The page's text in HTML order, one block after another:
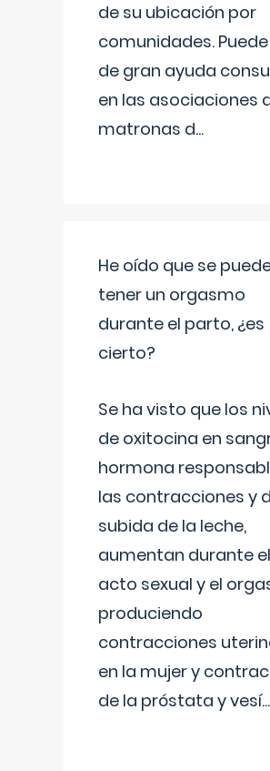
de su ubicación por
comunidades.
de gran ayuda
en las asociaciones
matronas d...
He oído que se
tener un orgasmo
durante el parto, ¿es
cierto?
Se ha visto que los
de oxitocina en
hormona
las contracciones y
subida de la leche,
aumentan durante el
acto sexual y el
produciendo
contracciones
en la mujer y
de la próstata y vesí...